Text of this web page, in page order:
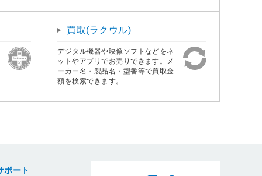
買取(ラクウル)
デジタル機器や映像ソフトなどをネ
ットやアプリでお売りできます。メ
ーカー名・製品名・型番等で買取金
額を検索できます。
ポート